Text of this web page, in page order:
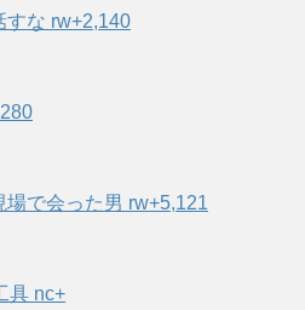
すな rw+2,140
場で会った男 rw+5,121
具 nc+